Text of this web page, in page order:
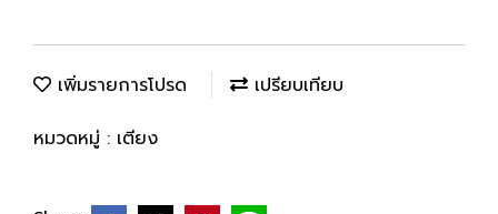
เพิ่มรายการโปรด
เปรียบเทียบ
หมวดหมู่ : เตียง